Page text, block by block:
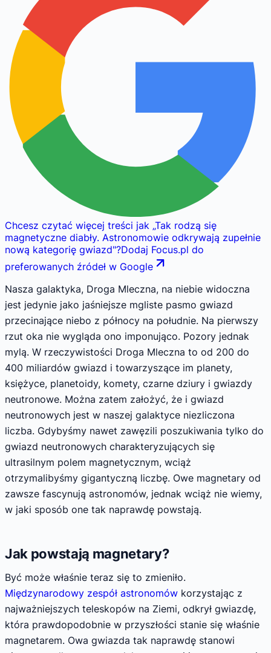
Chcesz czytać więcej treści jak „Tak rodzą się
magnetyczne diabły. Astronomowie odkrywają zupełnie
nową kategorię gwiazd"?Dodaj Focus.pl do
preferowanych źródeł w Google
Nasza galaktyka, Droga Mleczna, na niebie widoczna
jest jedynie jako jaśniejsze mgliste pasmo gwiazd
przecinające niebo z północy na południe. Na pierwszy
rzut oka nie wygląda ono imponująco. Pozory jednak
mylą. W rzeczywistości Droga Mleczna to od 200 do
400 miliardów gwiazd i towarzyszące im planety,
księżyce, planetoidy, komety, czarne dziury i gwiazdy
neutronowe. Można zatem założyć, że i gwiazd
neutronowych jest w naszej galaktyce niezliczona
liczba. Gdybyśmy nawet zawęzili poszukiwania tylko do
gwiazd neutronowych charakteryzujących się
ultrasilnym polem magnetycznym, wciąż
otrzymalibyśmy gigantyczną liczbę. Owe magnetary od
zawsze fascynują astronomów, jednak wciąż nie wiemy,
w jaki sposób one tak naprawdę powstają.
Jak powstają magnetary?
Być może właśnie teraz się to zmieniło.
Międzynarodowy zespół astronomów korzystając z
najważniejszych teleskopów na Ziemi, odkrył gwiazdę,
która prawdopodobnie w przyszłości stanie się właśnie
magnetarem. Owa gwiazda tak naprawdę stanowi